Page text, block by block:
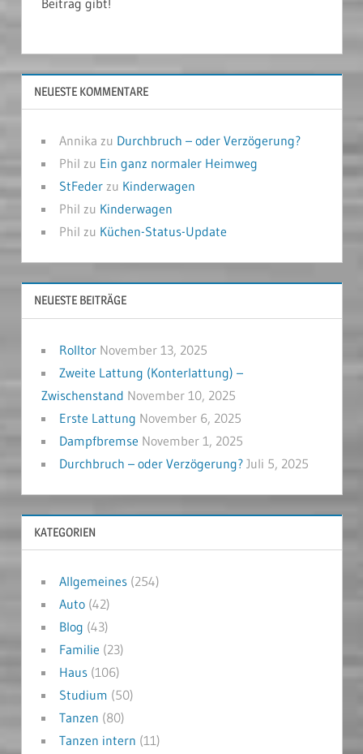
NEUESTE KOMMENTARE
Annika zu Durchbruch – oder Verzögerung?
Phil zu Ein ganz normaler Heimweg
StFederzu Kinderwagen
Phil zu Kinderwagen
Phil zu Küchen-Status-Update
NEUESTE BEITRÄGE
Rolltor November 13, 2025
Zweite Lattung (Konterlattung) –
Zwischenstand November 10, 2025
Erste Lattung November 6, 2025
Dampfbremse November 1, 2025
Durchbruch – oder Verzögerung? Juli 5, 2025
KATEGORIEN
Allgemeines(254)
Auto(42)
Blog (43)
Familie (23)
Haus(106)
Studium (50)
Tanzen (80)
Tanzen intern (11)